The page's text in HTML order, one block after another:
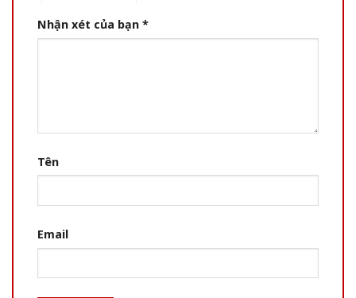
Nhận xét của bạn *
Tên
Email